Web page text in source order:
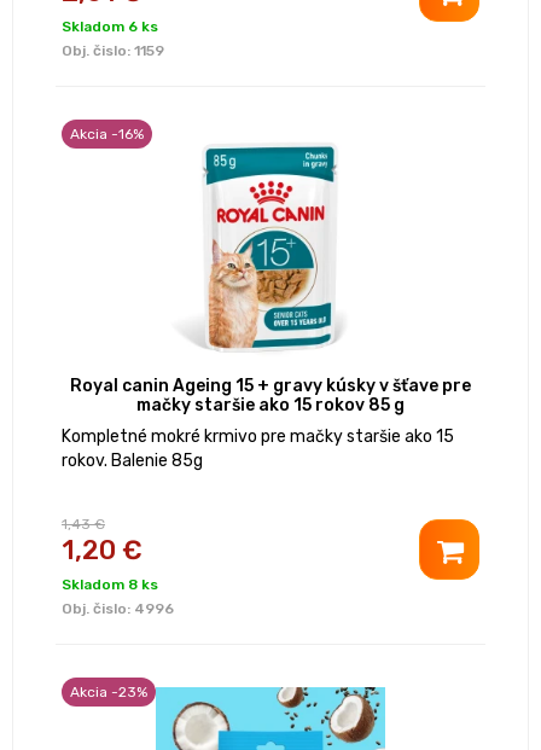
Skladom 6 ks
Obj. čislo: 1159
Akcia -16%
Royal canin Ageing 15 + gravy kúsky v šťave pre
mačky staršie ako 15 rokov 85 g
Kompletné mokré krmivo pre mačky staršie ako 15
rokov. Balenie 85g
1,43 €
1,20 €
Skladom 8 ks
Obj. čislo: 4996
Akcia -23%